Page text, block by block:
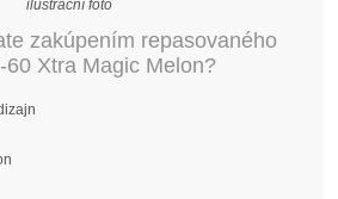
ilustrační foto
zakúpením repasovaného
60 Xtra Magic Melon?